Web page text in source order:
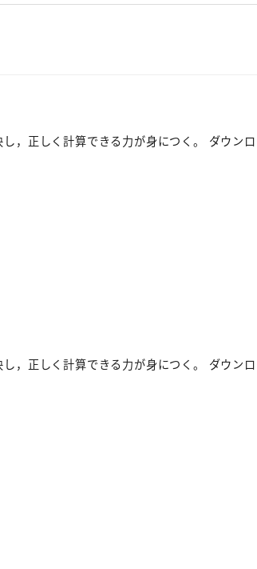
，正しく計算できる力が身につく。 ダウン
，正しく計算できる力が身につく。 ダウン